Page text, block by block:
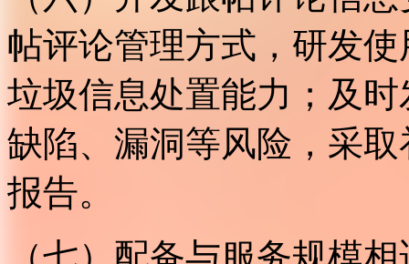
帖评论管理方式，研发
垃圾信息处置能力；及
缺陷、漏洞等风险，采
报告。
（七）配备与服务规模